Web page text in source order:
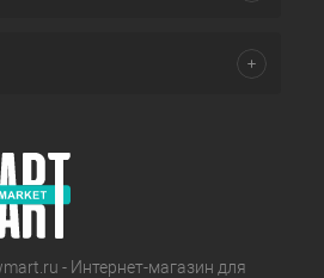
- Интернет-магазин для